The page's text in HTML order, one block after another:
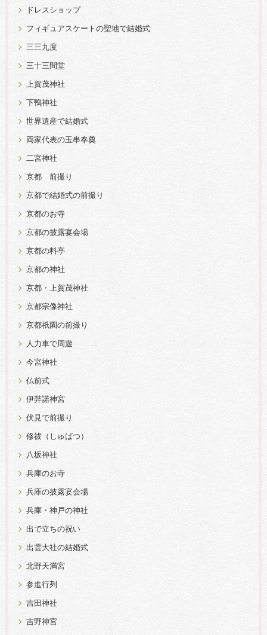
ドレスショップ
フィギュアスケートの聖地で結婚式
三三九度
三十三間堂
上賀茂神社
下鴨神社
世界遺産で結婚式
両家代表の玉串奉奠
二宮神社
京都 前撮り
京都で結婚式の前撮り
京都のお寺
京都の披露宴会場
京都の料亭
京都の神社
京都・上賀茂神社
京都宗像神社
京都祇園の前撮り
人力車で周遊
今宮神社
仏前式
伊弉諾神宮
伏見で前撮り
修祓（しゅばつ）
八坂神社
兵庫のお寺
兵庫の披露宴会場
兵庫・神戸の神社
出で立ちの祝い
出雲大社の結婚式
北野天満宮
参進行列
吉田神社
吉野神宮